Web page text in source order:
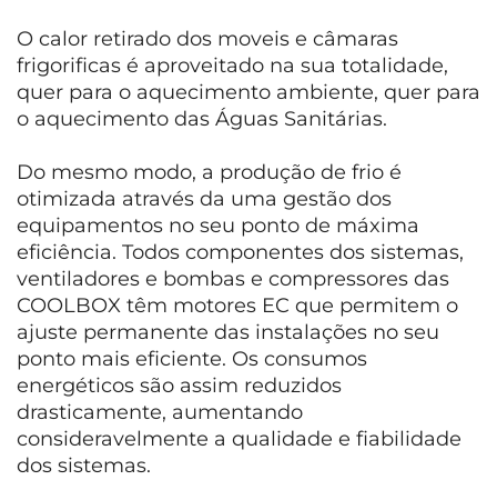
O calor retirado dos moveis e câmaras
frigorificas é aproveitado na sua totalidade,
quer para o aquecimento ambiente, quer para
o aquecimento das Águas Sanitárias.
Do mesmo modo, a produção de frio é
otimizada através da uma gestão dos
equipamentos no seu ponto de máxima
eficiência. Todos componentes dos sistemas,
ventiladores e bombas e compressores das
COOLBOX têm motores EC que permitem o
ajuste permanente das instalações no seu
ponto mais eficiente. Os consumos
energéticos são assim reduzidos
drasticamente, aumentando
consideravelmente a qualidade e fiabilidade
dos sistemas.